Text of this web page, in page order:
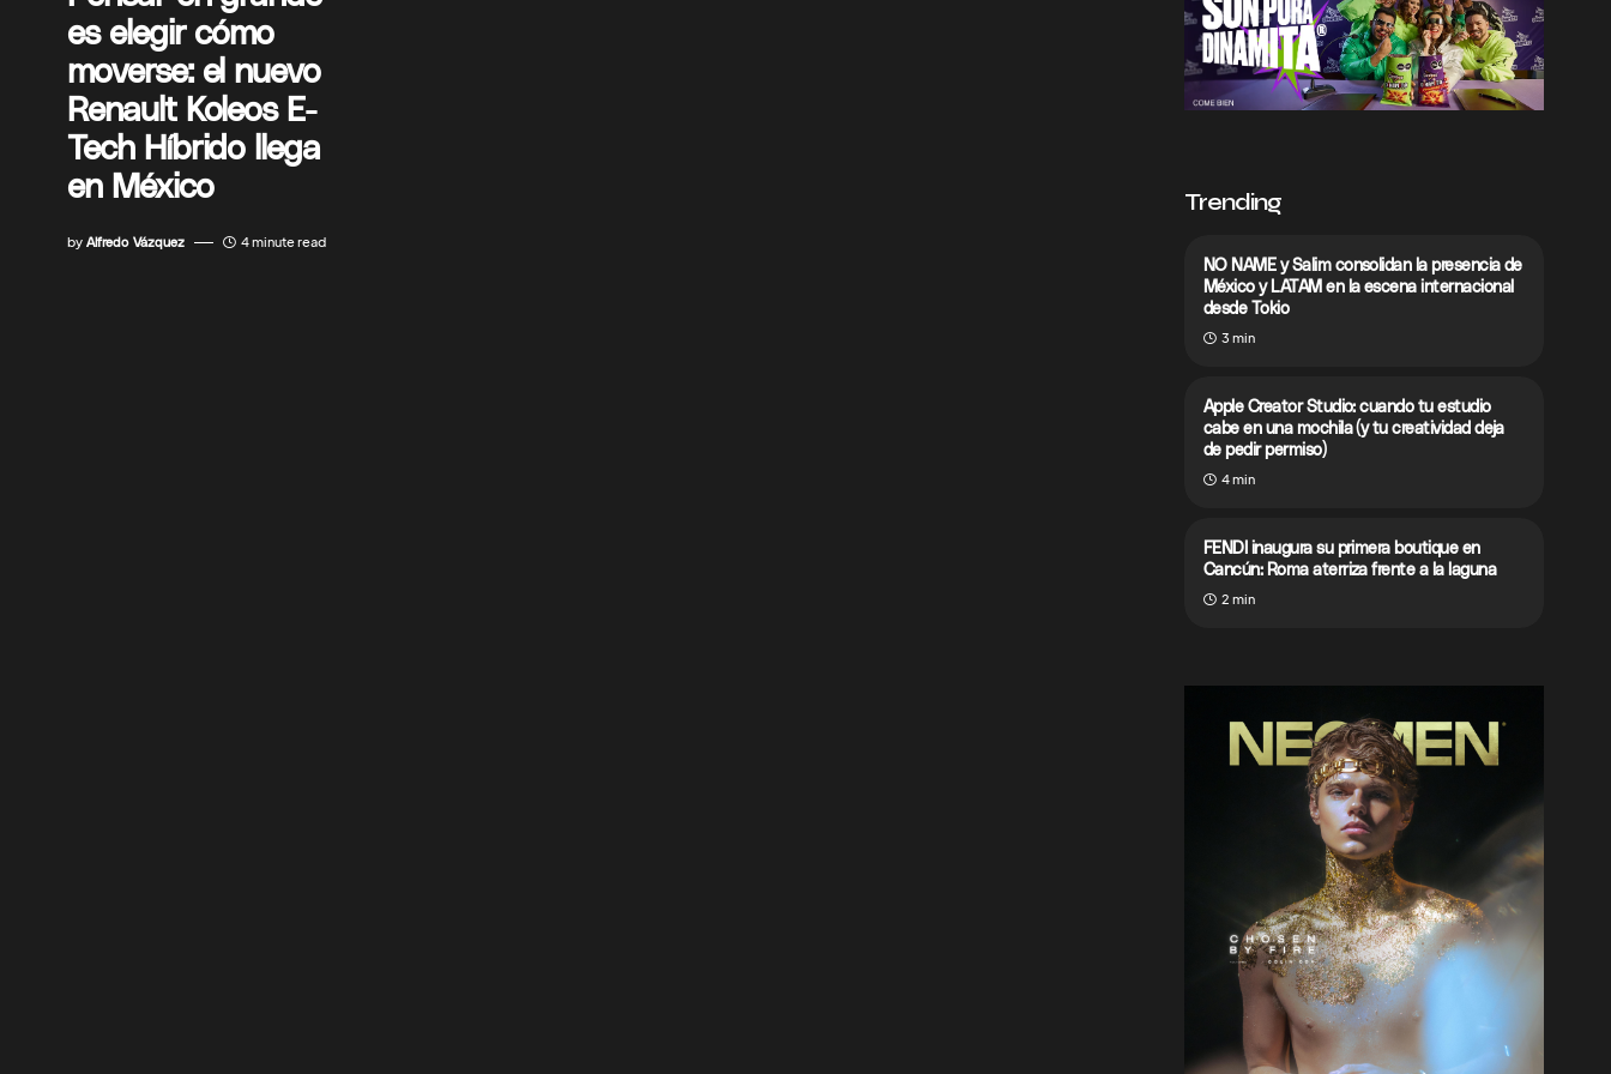
es elegir cómo
moverse: el nuevo
Renault Koleos E-
Tech Híbrido llega
en México
by Alfredo Vázquez 4 minute read
Trending
NO NAME y Salim consolidan la presencia de
México y LATAM en la escena internacional
desde Tokio
3 min
Apple Creator Studio: cuando tu estudio
cabe en una mochila (y tu creatividad deja
de pedir permiso)
4 min
FENDI inaugura su primera boutique en
Cancún: Roma aterriza frente a la laguna
2 min